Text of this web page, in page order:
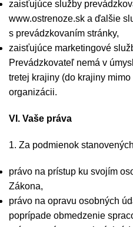
zaisťujúce služby
www.ostrenoze.sk a ďalšie
s prevádzkovaním stránky,
zaisťujúce marketingové
Prevádzkovateľ nemá v
tretej krajiny (do krajiny
organizácii.
VI. Vaše práva
1. Za podmienok
právo na prístup ku svojím
Zákona,
právo na opravu osobných
poprípade obmedzenie